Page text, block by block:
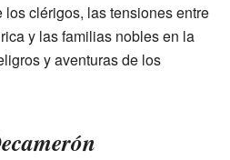
clérigos, las tensiones entre
y las familias nobles en la
y aventuras de los